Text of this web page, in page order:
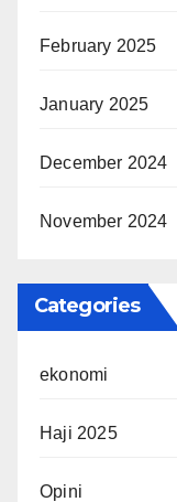
February 2025
January 2025
December 2024
November 2024
Categories
ekonomi
Haji 2025
Opini